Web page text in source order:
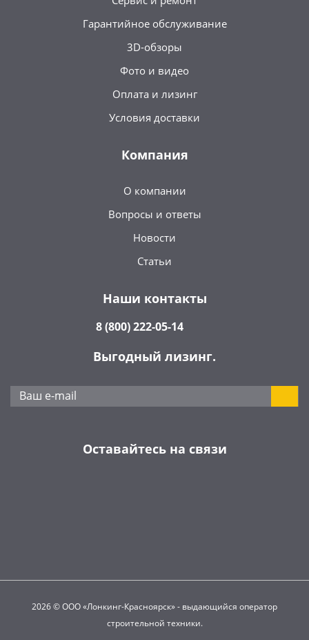
Гарантийное обслуживание
3D-обзоры
Фото и видео
Оплата и лизинг
Условия доставки
Компания
О компании
Вопросы и ответы
Новости
Статьи
Наши контакты
8 (800) 222-05-14
Выгодный лизинг.
Оставайтесь на связи
2026 © ООО «Лонкинг-Красноярск» - выдающийся оператор
строительной техники.